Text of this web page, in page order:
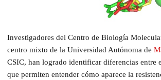
Investigadores del Centro de Biología
centro mixto de la Universidad Autónoma de
CSIC, han logrado identificar diferencias
que permiten entender cómo aparece la